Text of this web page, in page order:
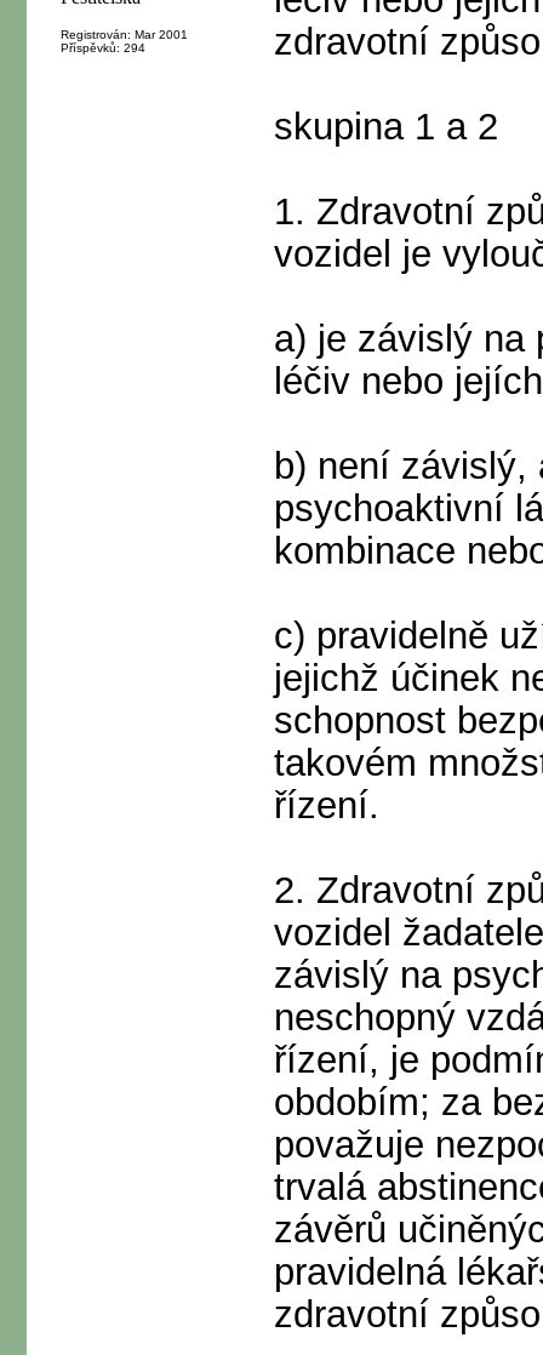
Registrován: Mar 2001
Příspěvků: 294
zdravotní
skupina 1 a 2
1. Zdravotní
vozidel je
a) je závislý na
léčiv nebo
b) není závislý,
psychoaktivní
kombinace
c) pravidelně
jejichž účinek
schopnost
takovém
řízení.
2. Zdravotní
vozidel
závislý na
neschopný
řízení, je
obdobím; za
považuje
trvalá
závěrů
pravidelná
zdravotní